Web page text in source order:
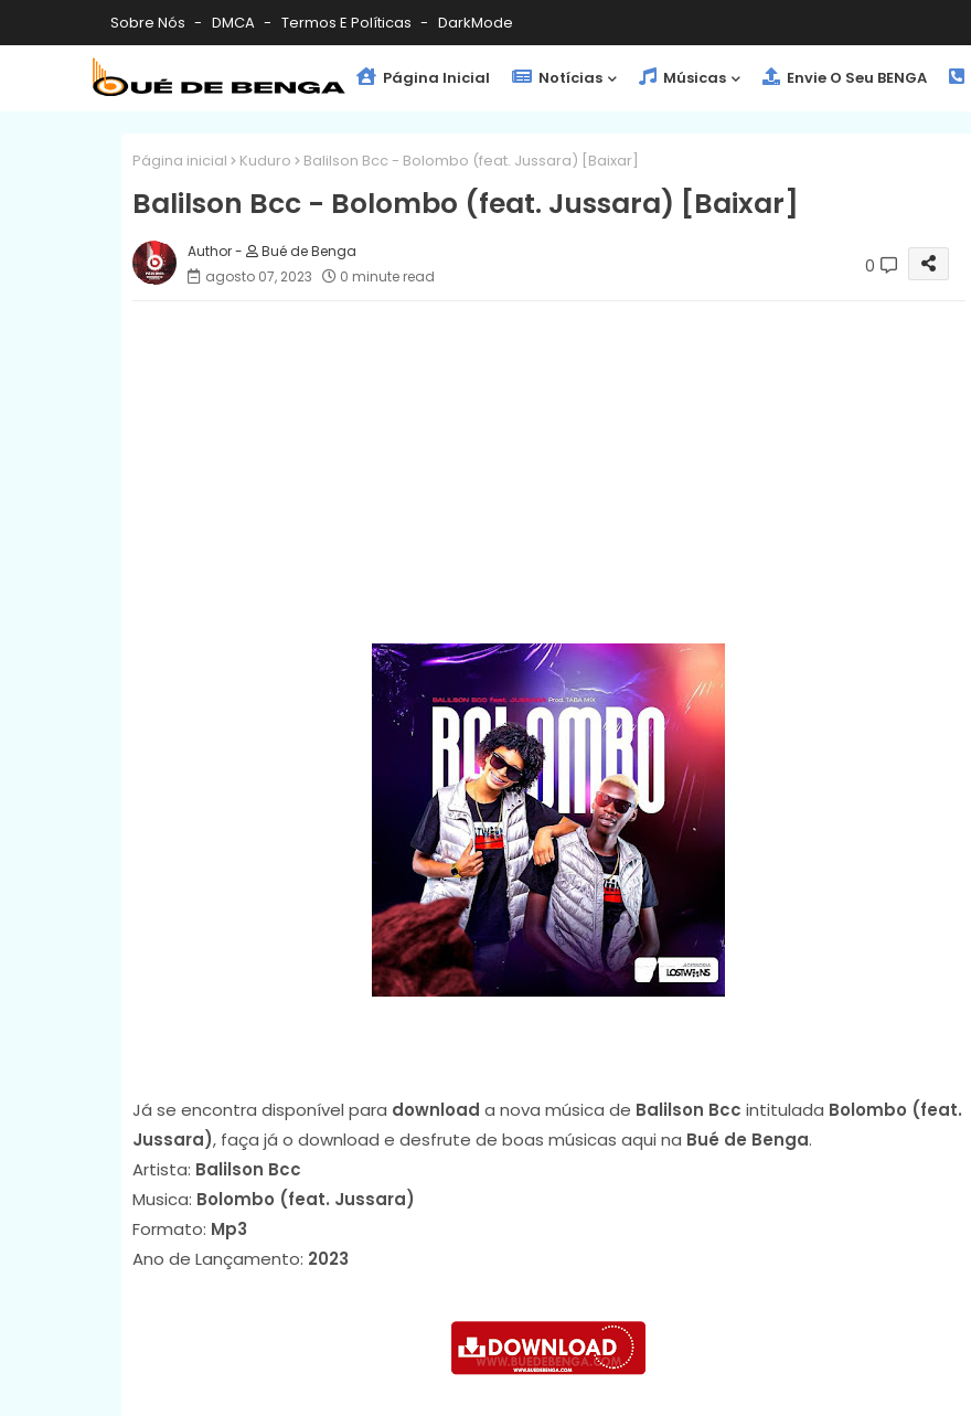
Sobre Nós DMCA Termos E Políticas DarkMode
Página Inicial Notícias Músicas Envie O Seu BENGA
Página inicial Kuduro Balilson Bcc - Bolombo (feat. Jussara) [Baixar]
Balilson Bcc - Bolombo (feat. Jussara) [Baixar]
Bué de Benga
agosto 07, 2023
0 minute read 0
Já se encontra disponível para download a nova música de Balilson Bcc intitulada Bolombo (feat.
Jussara), faça já o download e desfrute de boas músicas aqui na Bué de Benga.
Artista: Balilson Bcc
Musica: Bolombo (feat. Jussara)
Formato: Mp3
Ano de Lançamento: 2023